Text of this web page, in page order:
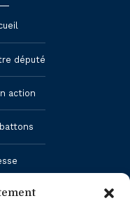
député
action